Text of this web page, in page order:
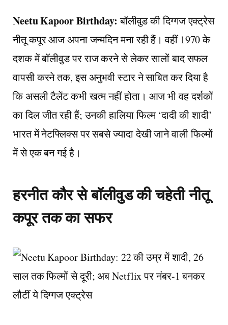
Neetu Kapoor Birthday: बॉलीवुड की दिग्गज एक्ट्रेस
नीतू कपूर आज अपना जन्मदिन मना रही हैं। वहीं 1970 के
दशक में बॉलीवुड पर राज करने से लेकर सालों बाद सफल
वापसी करने तक, इस अनुभवी स्टार ने साबित कर दिया है
कि असली टैलेंट कभी खत्म नहीं होता। आज भी वह दर्शकों
का दिल जीत रही हैं; उनकी हालिया फिल्म ‘दादी की शादी’
भारत में नेटफ्लिक्स पर सबसे ज्यादा देखी जाने वाली फिल्मों
में से एक बन गई है।
हरनीत कौर से बॉलीवुड की चहेती नीतू
कपूर तक का सफर